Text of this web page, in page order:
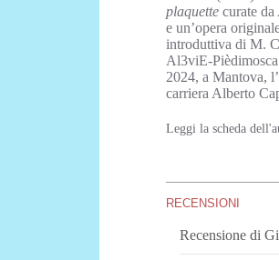
plaquettecurate da
e un’opera
introduttiva di M.
Al3viE-
2024, a Mantova,
carriera Alberto
Leggi la scheda
RECENSIONI
Recensione di